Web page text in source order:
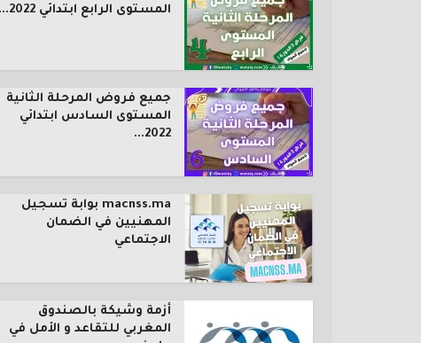
المستوى الرابع ابتدائي 2022...
جميع فروض المرحلة الثانية
المستوى السادس ابتدائي
2022...
macnss.ma بوابة تسجيل
المهنيين في الضمان
الاجتماعي
أزمة وشيكة بالصندوق
المغربي للتقاعد و الأمل في